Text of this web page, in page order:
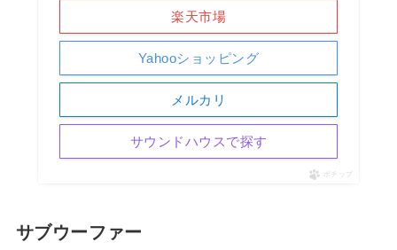
楽天市場
Yahooショッピング
メルカリ
サウンドハウスで探す
ポチップ
サブウーファー